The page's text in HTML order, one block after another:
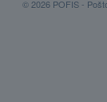
© 2026 POFIS -